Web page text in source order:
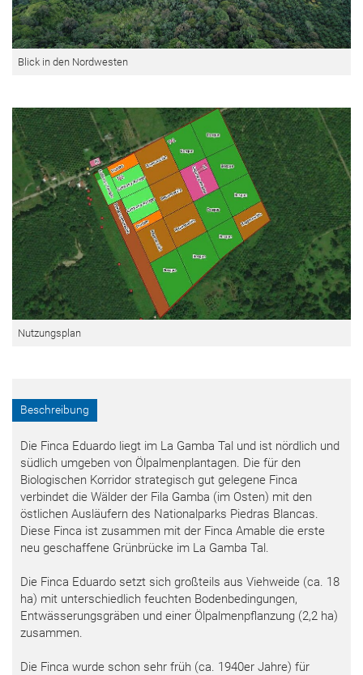
Blick in den Nordwesten
Nutzungsplan
Beschreibung
Die Finca Eduardo liegt im La Gamba Tal und ist nördlich und
südlich umgeben von Ölpalmenplantagen. Die für den
Biologischen Korridor strategisch gut gelegene Finca
verbindet die Wälder der Fila Gamba (im Osten) mit den
östlichen Ausläufern des Nationalparks Piedras Blancas.
Diese Finca ist zusammen mit der Finca Amable die erste
neu geschaffene Grünbrücke im La Gamba Tal.
Die Finca Eduardo setzt sich großteils aus Viehweide (ca. 18
ha) mit unterschiedlich feuchten Bodenbedingungen,
Entwässerungsgräben und einer Ölpalmenpflanzung (2,2 ha)
zusammen.
Die Finca wurde schon sehr früh (ca. 1940er Jahre) für